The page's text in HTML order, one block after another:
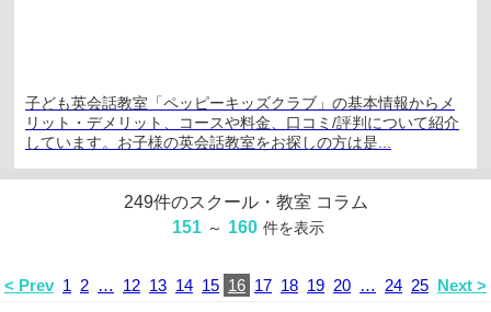
子ども英会話教室「ペッピーキッズクラブ」の基本情報からメ
リット・デメリット、コースや料金、口コミ/評判について紹介
しています。お子様の英会話教室をお探しの方は是...
249件のスクール・教室 コラム
151 ～ 160 件を表示
< Prev 1 2 … 12 13 14 15 16 17 18 19 20 … 24 25 Next >